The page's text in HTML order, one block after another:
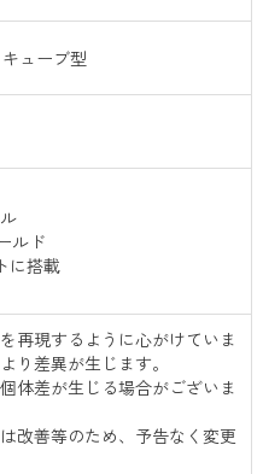
ューブ型
ルド
に搭載
再現するように心がけていま
り差異が生じます。
体差が生じる場合がございま
改善等のため、予告なく変更